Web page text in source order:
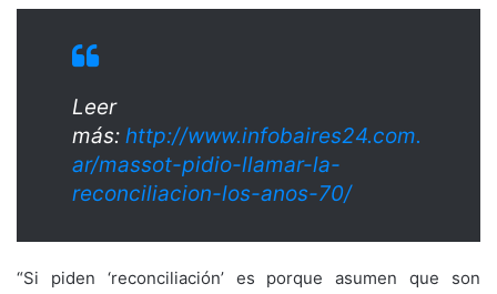
Leer
más: http://www.infobaires24.com.
ar/massot-pidio-llamar-la-
reconciliacion-los-anos-70/
“Si piden ‘reconciliación’ es porque asumen que son